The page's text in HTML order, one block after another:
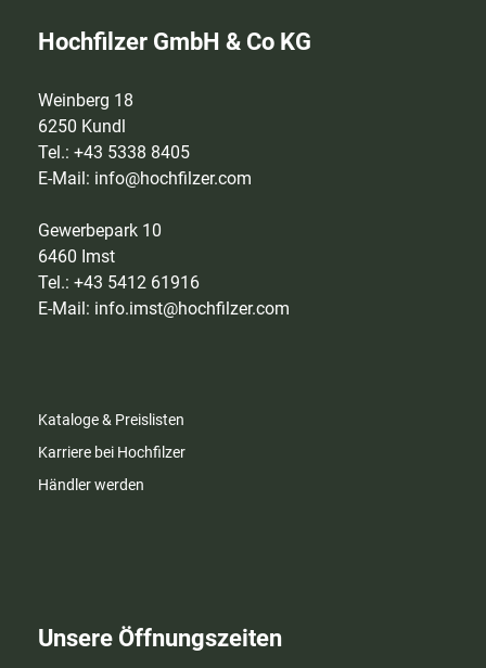
Hochfilzer GmbH & Co KG
Weinberg 18
6250 Kundl
Tel.: +43 5338 8405
E-Mail: info@hochfilzer.com
Gewerbepark 10
6460 Imst
Tel.: +43 5412 61916
E-Mail: info.imst@hochfilzer.com
Kataloge & Preislisten
Karriere bei Hochfilzer
Händler werden
Unsere Öffnungszeiten